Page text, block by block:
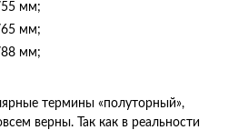
мм;
мм;
мм;
термины «полуторный»,
верны. Так как в реальности